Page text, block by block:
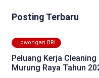
Posting Terbaru
Lowongan BRI
Peluang Kerja Cleaning
Murung Raya Tahun